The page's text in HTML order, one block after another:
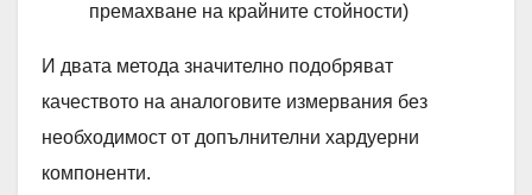
премахване на крайните стойности)
И двата метода значително подобряват
качеството на аналоговите измервания без
необходимост от допълнителни хардуерни
компоненти.